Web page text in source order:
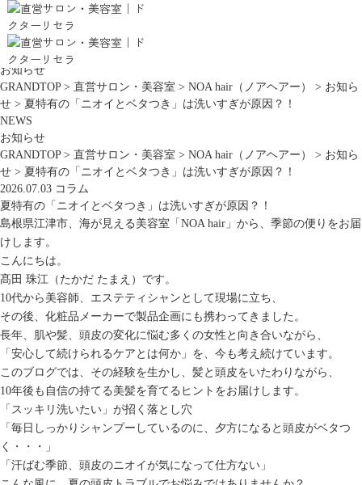
お知らせ
GRANDTOP> 直営サロン・美容室 > NOA hair（ノアヘアー） > お知ら
せ > 夏特有の「ニオイとベタつき」は洗いすぎが原因？！
NEWS
お知らせ
GRANDTOP> 直営サロン・美容室 > NOA hair（ノアヘアー） > お知ら
せ > 夏特有の「ニオイとベタつき」は洗いすぎが原因？！
2026.07.03 コラム
夏特有の「ニオイとベタつき」は洗いすぎが原因？！
島根県江津市、海が見える美容室「NOA hair」から、季節の便りをお届
けします。
こんにちは。
髙田 珠江（たかだ たまえ）です。
10代から美容師、エステティシャンとして現場に立ち、
その後、化粧品メーカーで製品企画にも携わってきました。
長年、肌や髪、頭皮の変化に悩む多くの女性と向き合いながら、
「安心して続けられるケアとは何か」を、今も考え続けています。
このブログでは、その経験を生かし、髪と頭皮をいたわりながら、
10年後も自信の持てる美髪を育てるヒントをお届けします。
「スッキリ洗いたい」が招く落とし穴
「毎日しっかりシャンプーしているのに、夕方になると頭皮がベタつ
く・・・」
「汗ばむ季節、頭皮のニオイが気になって仕方ない」